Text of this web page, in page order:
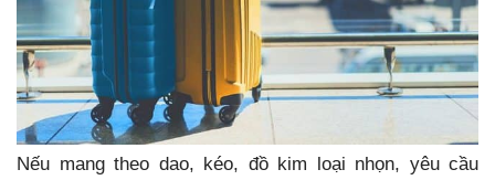
Nếu mang theo dao, kéo, đồ kim loại nhọn, yêu cầu